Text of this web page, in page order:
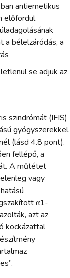
antiemetikus
előfordul
a bélelzáródás, a
se adjuk az
szindrómát (IFIS)
gyógyszerekkel,
(lásd 4.8 pont).
fellépő, a
A műtétet
vagy
α1-
azt az
kockázattal